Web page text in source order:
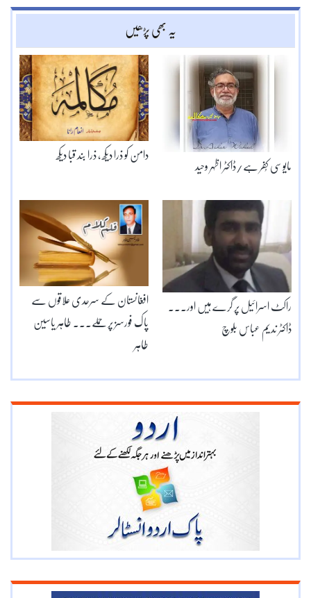
یہ بھی پڑھیں
دامن کو ذرا دیکھ ، ذرا بند قبا دیکھ
مایوسی کُفر ہے/ڈاکٹر اظہر وحید
افغانستان کے سرحدی علاقوں سے
پاک فورسز پر حملے۔۔۔ طاہر یاسین
طاہر
راکٹ اسرائیل پر گرے ہیں اور۔۔۔
ڈاکٹر ندیم عباس بلوچ